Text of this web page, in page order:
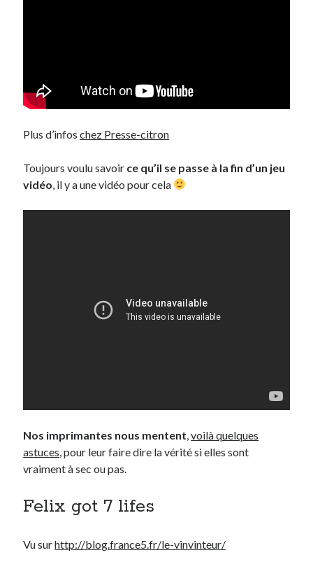
Plus d’infoschez Presse-citron
Toujours voulu savoir ce qu’il se passe à la fin d’un jeu
vidéo , il y a une vidéo pour cela
Nos imprimantes nous mentent,voilà quelques
astuces, pour leur faire dire la vérité si elles sont
vraiment à sec ou pas.
Felix got 7 lifes
Vu surhttp://blog.france5.fr/le-vinvinteur/